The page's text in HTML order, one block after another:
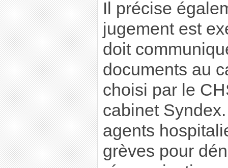
Il précise
jugement est
doit
documents au
choisi par le
cabinet
agents
grèves pour